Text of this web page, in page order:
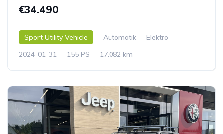
€34.490
Sport Utility Vehicle Automatik
Elektro
2024-01-31
155 PS 17.082 km